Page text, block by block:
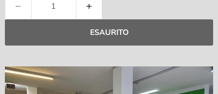
ESAURITO